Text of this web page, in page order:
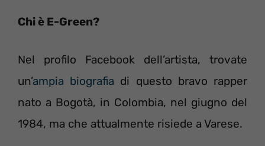
Chi è E-Green?
Nel profilo Facebook dell’artista, trovate
un’ampia biografia di questo bravo rapper
nato a Bogotà, in Colombia, nel giugno del
1984, ma che attualmente risiede a Varese.